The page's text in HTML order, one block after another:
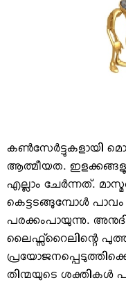
കണ്‍സേര്‍ട്ടുകളായി
ആത്മീയത.
എല്ലാം ചേര്‍ന്നത്.
കെട്ടടങ്ങുമ്പോള്‍
പരക്കംപായുന്നു.
ലൈഫ്സ്റൈലിന്റെ
തിന്മയുടെ ശക്തികള്‍